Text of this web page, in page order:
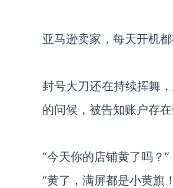
亚马逊卖家，每天开机
封号大刀还在持续挥舞
的问候，被告知账户存在
“今天你的店铺黄了吗？ ”
“黄了 ，满屏都是小黄旗！